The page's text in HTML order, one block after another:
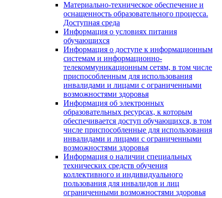
Материально-техническое обеспечение и
оснащенность образовательного процесса.
Доступная среда
Информация о условиях питания
обучающихся
Информация о доступе к информационным
системам и информационно-
телекоммуникационным сетям, в том числе
приспособленным для использования
инвалидами и лицами с ограниченными
возможностями здоровья
Информация об электронных
образовательных ресурсах, к которым
обеспечивается доступ обучающихся, в том
числе приспособленные для использования
инвалидами и лицами с ограниченными
возможностями здоровья
Информация о наличии специальных
технических средств обучения
коллективного и индивидуального
пользования для инвалидов и лиц
ограниченными возможностями здоровья